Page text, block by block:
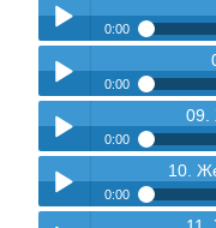
pause
pause
pause
Play /
pause
06. Женсовет -
Play /
0:00
07. Кулешова - Мама
Play /
0:00
08. Женсовет -
Play /
09.
0:00
09. Женсовет - 10.
0:00